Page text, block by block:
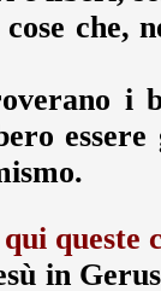
che,
i
queste
in